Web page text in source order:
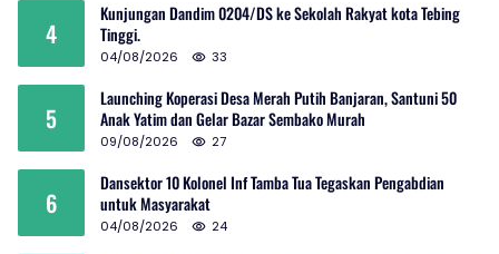
4
Kunjungan Dandim 0204/DS ke Sekolah Rakyat kota Tebing
Tinggi.
04/08/2026 33
5
Launching Koperasi Desa Merah Putih Banjaran, Santuni 50
Anak Yatim dan Gelar Bazar Sembako Murah
09/08/2026 27
6
Dansektor 10 Kolonel Inf Tamba Tua Tegaskan Pengabdian
untuk Masyarakat
04/08/2026 24